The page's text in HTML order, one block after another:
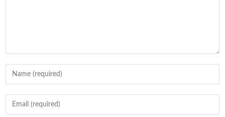
Enter
your
or
Enter
your